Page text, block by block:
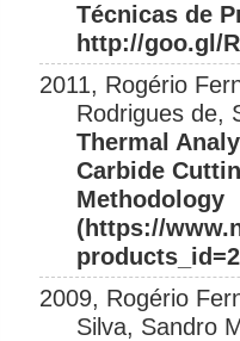
Técnicas de
http://goo.gl/
2011, Rogério
Rodrigues de,
Thermal
Carbide
Methodology
(https://
2009, Rogério
Silva, Sandro